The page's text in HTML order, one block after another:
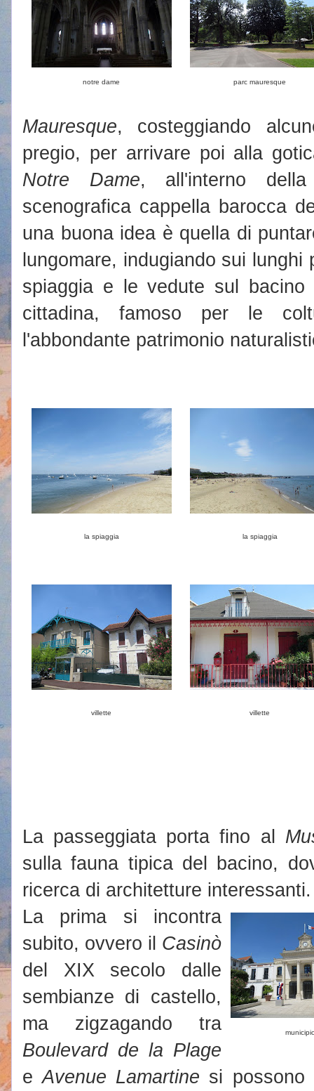
notre dame parc mauresque
Mauresque, costeggiando
pregio, per arrivare poi alla
Notre Dame, all'interno
scenografica cappella barocca
una buona idea è quella di
lungomare, indugiando sui
spiaggia e le vedute sul
cittadina, famoso per le
l'abbondante patrimonio
la spiaggia la spiaggia
villette villette
La passeggiata porta fino al
sulla fauna tipica del bacino,
ricerca di architetture interessanti.
La prima si incontra
subito, ovvero il Casinò
del XIX secolo dalle
sembianze di castello,
ma zigzagando tra
Boulevard de la Plage
eAvenue Lamartine si possono